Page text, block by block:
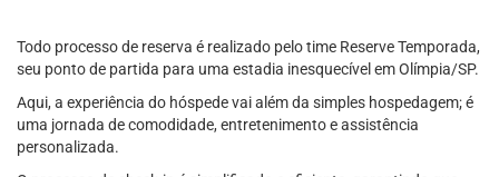
Todo processo de reserva é realizado pelo time Reserve Temporada,
seu ponto de partida para uma estadia inesquecível em Olímpia/SP.
Aqui, a experiência do hóspede vai além da simples hospedagem; é
uma jornada de comodidade, entretenimento e assistência
personalizada.